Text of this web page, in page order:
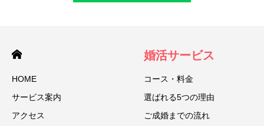
HOME
サービス案内
アクセス
婚活サービス
コース・料金
選ばれる5つの理由
ご成婚までの流れ